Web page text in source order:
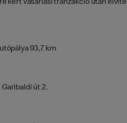
kért vásárlási tranzakció után
93,7 km
út 2.